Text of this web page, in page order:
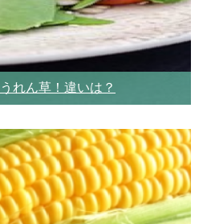
れん草！違いは？